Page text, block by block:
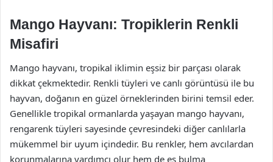
Mango Hayvanı: Tropiklerin Renkli
Misafiri
Mango hayvanı, tropikal iklimin eşsiz bir parçası olarak
dikkat çekmektedir. Renkli tüyleri ve canlı görüntüsü ile bu
hayvan, doğanın en güzel örneklerinden birini temsil eder.
Genellikle tropikal ormanlarda yaşayan mango hayvanı,
rengarenk tüyleri sayesinde çevresindeki diğer canlılarla
mükemmel bir uyum içindedir. Bu renkler, hem avcılardan
korunmalarına yardımcı olur hem de eş bulma